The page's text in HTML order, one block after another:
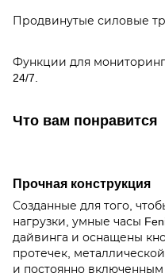
Продвинутые силовые
Функции для
24/7.
Что вам понравится
Прочная конструкция
Созданные для того,
нагрузки, умные часы
дайвинга и оснащены
протечек,
и постоянно